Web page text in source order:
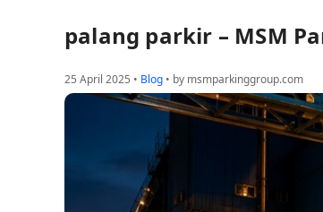
palang parkir – MSM
25 April 2025 • Blog • by msmparkinggroup.com